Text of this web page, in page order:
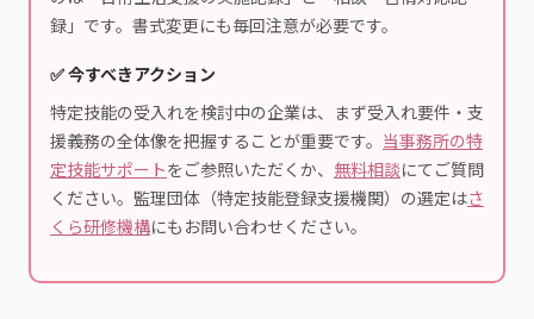
録」です。書式変更にも毎回注意が必要です。
✅ 今すべきアクション
特定技能の受入れを検討中の企業は、まず受入れ要件・支
援義務の全体像を把握することが重要です。 当事務所の特
定技能サポートをご参照いただくか、 無料相談にてご質問
ください。監理団体（特定技能登録支援機関）の選定はさ
くら研修機構にもお問い合わせください。